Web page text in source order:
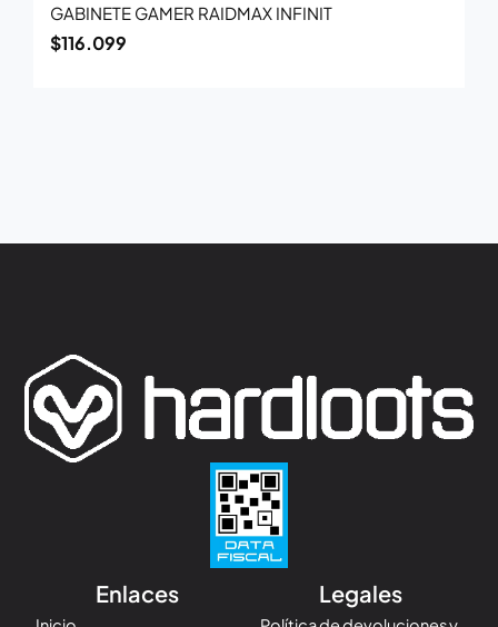
GABINETE GAMER RAIDMAX INFINIT
$116.099
Enlaces Legales